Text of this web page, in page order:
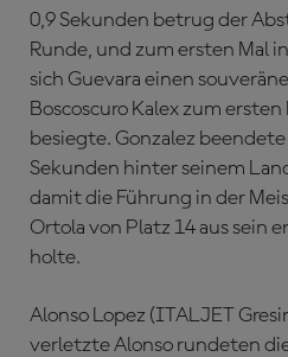
0,9 Sekunden betrug der
Runde, und zum ersten Mal
sich Guevara einen
Boscoscuro Kalex zum
besiegte. Gonzalez beendete
Sekunden hinter seinem
damit die Führung in der
Ortola von Platz 14 aus sein
holte.
Alonso Lopez (ITALJET
verletzte Alonso rundeten